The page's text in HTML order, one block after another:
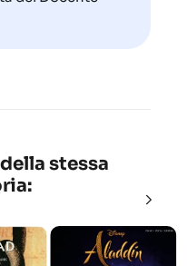
stessa